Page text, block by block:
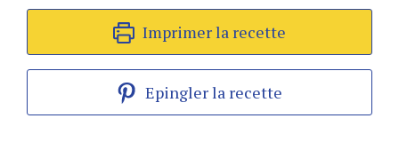
Imprimer la recette
Epingler la recette